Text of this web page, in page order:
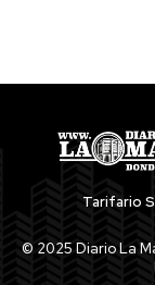
Tarifario
© 2025 Diario La